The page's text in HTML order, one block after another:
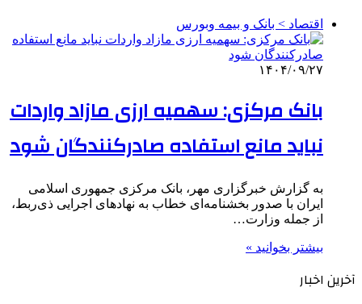
اقتصاد > بانک و بیمه وبورس
۱۴۰۴/۰۹/۲۷
بانک مرکزی: سهمیه ارزی مازاد واردات
نباید مانع استفاده صادرکنندگان شود
به گزارش خبرگزاری مهر، بانک مرکزی جمهوری اسلامی
ایران با صدور بخشنامه‌ای خطاب به نهادهای اجرایی ذی‌ربط،
از جمله وزارت…
بیشتر بخوانید »
آخرین اخبار